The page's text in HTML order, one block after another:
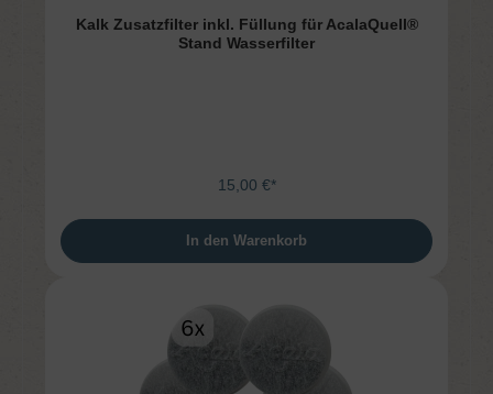
Kalk Zusatzfilter inkl. Füllung für AcalaQuell®
Stand Wasserfilter
15,00 €*
In den Warenkorb